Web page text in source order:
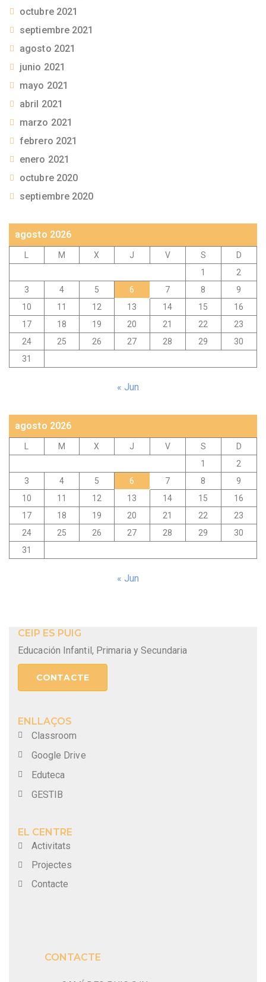
octubre 2021
septiembre 2021
agosto 2021
junio 2021
mayo 2021
abril 2021
marzo 2021
febrero 2021
enero 2021
octubre 2020
septiembre 2020
agosto 2026
L M X J V S
D
1
2
3
4 5 6 7 8
9
10
11 12 13 14 15
16
17
18 19 20 21 22
23
24
25 26 27 28 29
30
31
« Jun
agosto 2026
L M X J V S
D
1
2
3
4 5 6 7 8
9
10
11 12 13 14 15
16
17
18 19 20 21 22
23
24
25 26 27 28 29
30
31
« Jun
CEIP ES PUIG
Educación Infantil, Primaria y Secundaria
CONTACTE
ENLLAÇOS
Classroom
Google Drive
Eduteca
GESTIB
EL CENTRE
Activitats
Projectes
Contacte
CONTACTE